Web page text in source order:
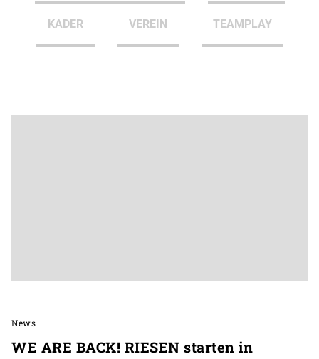
KADER VEREIN TEAMPLAY
News
WE ARE BACK! RIESEN starten in